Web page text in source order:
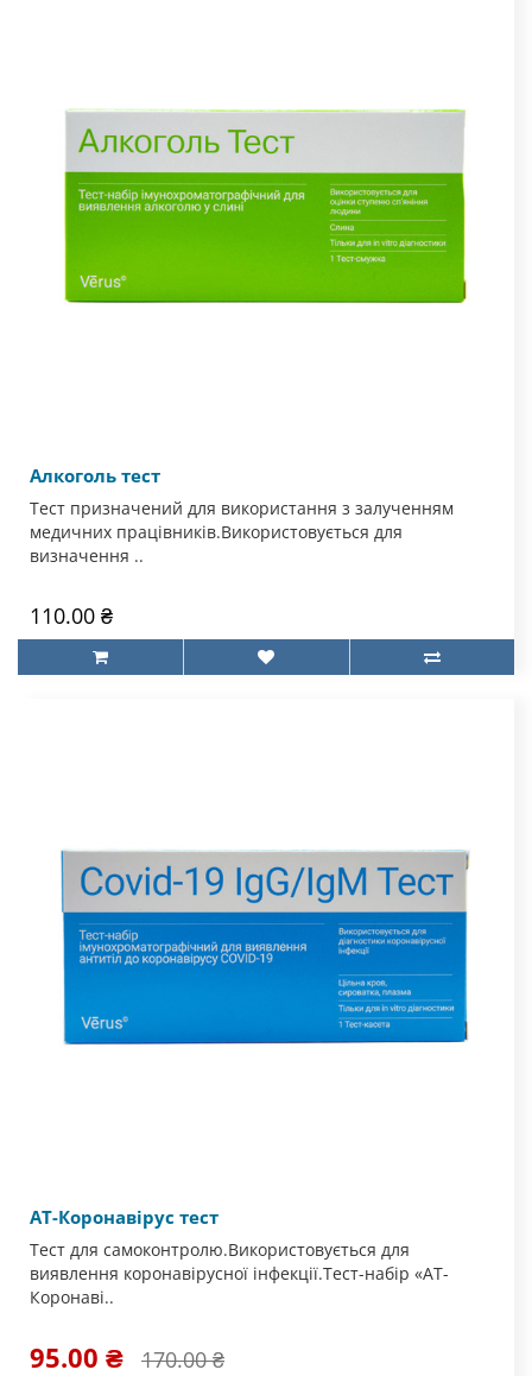
Алкоголь тест
Тест призначений для використання з залученням
медичних працівників.Використовується для
визначення ..
110.00 ₴
АТ-Коронавірус тест
Тест для самоконтролю.Використовується для
виявлення коронавірусної інфекції.Тест-набір «АТ-
Коронаві..
95.00 ₴ 170.00 ₴